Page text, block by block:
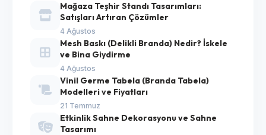
Mağaza Teşhir Standı Tasarımları:
Satışları Artıran Çözümler
4 Ağustos
Mesh Baskı (Delikli Branda) Nedir? İskele
ve Bina Giydirme
4 Ağustos
Vinil Germe Tabela (Branda Tabela)
Modelleri ve Fiyatları
21 Temmuz
Etkinlik Sahne Dekorasyonu ve Sahne
Tasarımı